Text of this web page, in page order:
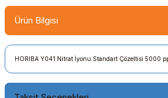
Ürün Bilgisi
HORIBA Y041 Nitrat İyonu Standart Çözeltisi 5000